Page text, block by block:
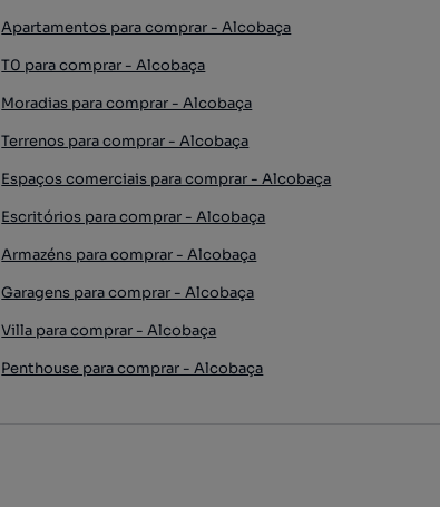
Apartamentos para comprar - Alcobaça
T0 para comprar - Alcobaça
Moradias para comprar - Alcobaça
Terrenos para comprar - Alcobaça
Espaços comerciais para comprar - Alcobaça
Escritórios para comprar - Alcobaça
Armazéns para comprar - Alcobaça
Garagens para comprar - Alcobaça
Villa para comprar - Alcobaça
Penthouse para comprar - Alcobaça